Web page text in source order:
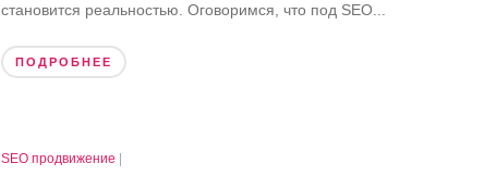
становится реальностью. Оговоримся, что под SEO...
ПОДРОБНЕЕ
SEO продвижение